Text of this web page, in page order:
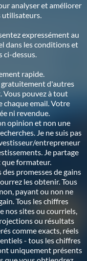
analyser et améliorer
utilisateurs.
expressément au
dans les conditions et
ci-dessus.
rapide.
gratuitement d'autres
Vous pouvez à tout
chaque email. Votre
ni revendue.
opinion et non une
Je ne suis pas
entrepreneur
Je partage
formateur.
promesses de gains
les obtenir. Tous
payant ou non ne
Tous les chiffres
nos sites ou courriels,
ou résultats
comme exacts, réels
- tous les chiffres
uniquement présents